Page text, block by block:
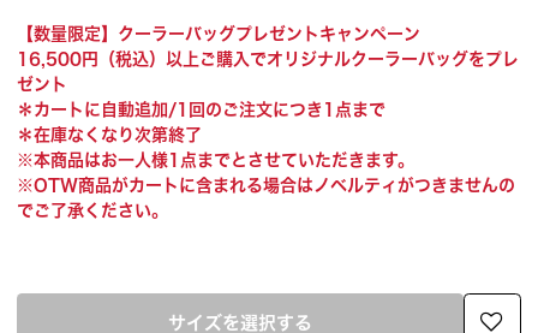
【数量限定】クーラーバッグプレゼントキャンペーン
16,500円（税込）以上ご購入でオリジナルクーラーバッグをプレ
ゼント
＊カートに自動追加/1回のご注文につき1点まで
＊在庫なくなり次第終了
※本商品はお一人様1点までとさせていただきます。
※OTW商品がカートに含まれる場合はノベルティがつきませんの
でご了承ください。
サイズを選択する